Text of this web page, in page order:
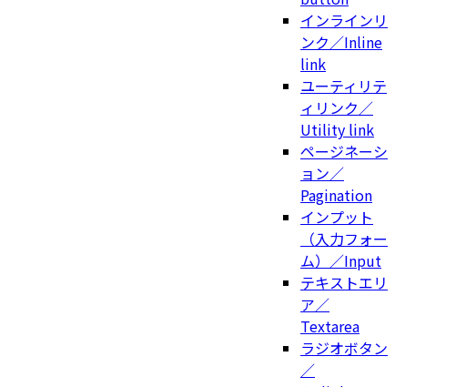
インラインリ
ンク／Inline
link
ユーティリテ
ィリンク／
Utility link
ページネーシ
ョン／
Pagination
インプット
（入力フォー
ム）／Input
テキストエリ
ア／
Textarea
ラジオボタン
／